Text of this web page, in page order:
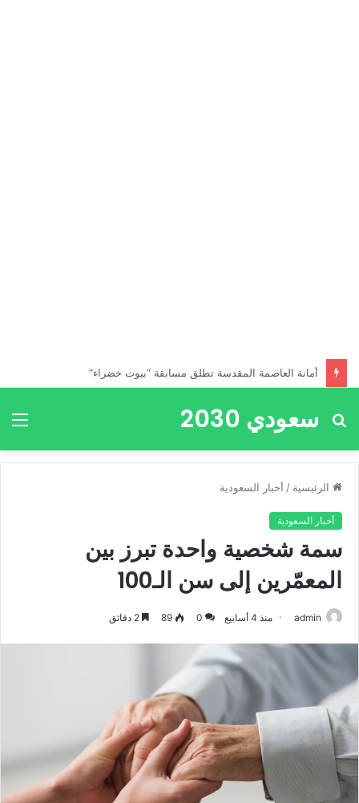
أمانة العاصمة المقدسة تطلق مسابقة “بيوت خضراء”
سعودي 2030
بحث
الرئيسية / أخبار السعودية
أخبار السعودية
سمة شخصية واحدة تبرز بين
المعمّرين إلى سن الـ100
admin منذ 4 أسابيع 0
89